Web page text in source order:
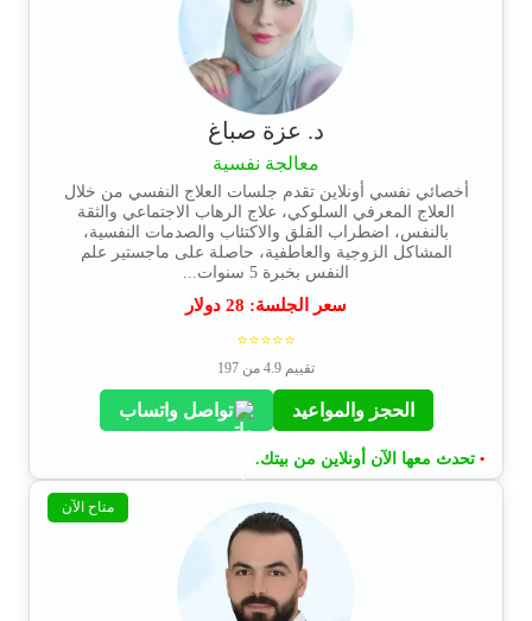
د. عزة صباغ
معالجة نفسية
أخصائي نفسي أونلاين تقدم جلسات العلاج النفسي من خلال
العلاج المعرفي السلوكي، علاج الرهاب الاجتماعي والثقة
بالنفس، اضطراب القلق والاكتئاب والصدمات النفسية،
المشاكل الزوجية والعاطفية، حاصلة على ماجستير علم
النفس بخبرة 5 سنوات...
سعر الجلسة: 28 دولار
⭐⭐⭐⭐⭐
تقييم 4.9 من 197
الحجز والمواعيد تواصل واتساب
• تحدث معها الآن أونلاين من بيتك.
متاح الآن